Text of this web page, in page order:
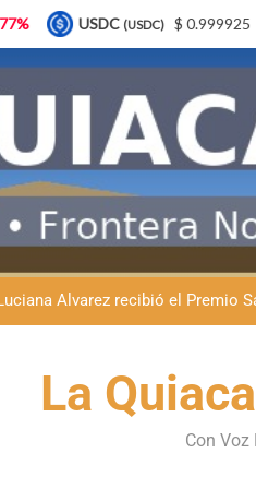
Natación inclusiva en La Quiaca:
La Quiaca defendió la
Álvarez recibió el Premio
Día del Niño en La Quiaca: el
Natación inclusiva en La
La Quiaca defendió la
La
Con Voz
0% XRP (XRP) $